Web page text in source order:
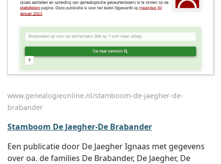
www.genealogieonline.nl/stamboom-de-jaegher-de-
brabander
Stamboom De Jaegher-De Brabander
Een publicatie door De Jaegher Ignaas met gegevens
over oa. de families De Brabander, De Jaegher, De